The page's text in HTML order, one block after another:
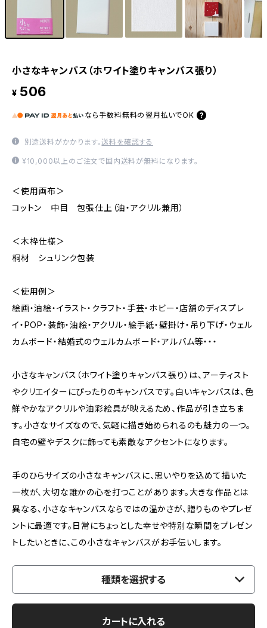
小さなキャンバス（ホワイト塗りキャンバス張り）
¥ 506
なら 手数料無料の 翌月払いでOK
別途送料がかかります。送料を確認する
¥10,000以上のご注文で国内送料が無料になります。
＜使用画布＞
コットン 中目 包張仕上（油・アクリル兼用）
＜木枠仕様＞
桐材 シュリンク包装
＜使用例＞
絵画・油絵・イラスト・クラフト・手芸・ホビー・店舗のディスプレ
イ・POP・装飾・油絵・アクリル・絵手紙・壁掛け・吊り下げ・ウェル
カムボード・結婚式のウェルカムボード・アルバム等・・・
小さなキャンバス（ホワイト塗りキャンバス張り）は、アーティスト
やクリエイターにぴったりのキャンバスです。白いキャンバスは、色
鮮やかなアクリルや油彩絵具が映えるため、作品が引き立ちま
す。小さなサイズなので、気軽に描き始められるのも魅力の一つ。
自宅の壁やデスクに飾っても素敵なアクセントになります。
手のひらサイズの小さなキャンバスに、思いやりを込めて描いた
一枚が、大切な誰かの心を打つことがあります。大きな作品とは
異なる、小さなキャンバスならではの温かさが、贈りものやプレゼ
ントに最適です。日常にちょっとした幸せや特別な瞬間をプレゼン
トしたいときに、この小さなキャンバスがお手伝いします。
種類を選択する
カートに入れる